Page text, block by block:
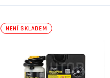
NENÍ SKLADEM